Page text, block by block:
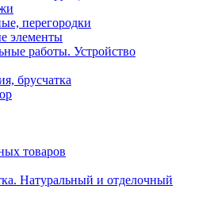
перегородки
элементы
работы. Устройство
брусчатка
товаров
Натуральный и отделочный